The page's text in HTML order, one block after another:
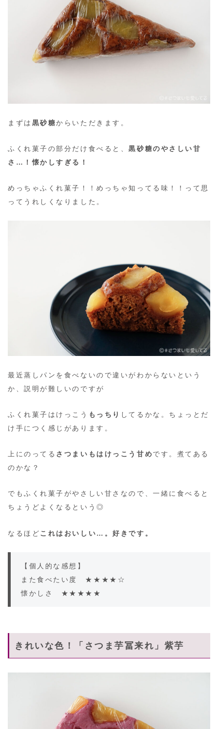
まずは 黒砂糖からいただきます。
ふくれ菓子の部分だけ食べると、黒砂糖のやさしい甘
さ…！懐かしすぎる！
めっちゃふくれ菓子！！めっちゃ知ってる味！！って思
ってうれしくなりました。
最近蒸しパンを食べないので違いがわからないという
か、説明が難しいのですが
ふくれ菓子はけっこう もっちり してるかな。ちょっとだ
け手につく感じがあります。
上にのってる さつまいもはけっこう甘めです。煮てある
のかな？
でもふくれ菓子がやさしい甘さなので、一緒に食べると
ちょうどよくなるという◎
なるほどこれはおいしい…。好きです。
【個人的な感想】
また食べたい度 ★★★★☆
懐かしさ ★★★★★
きれいな色！「さつま芋冨来れ」紫芋